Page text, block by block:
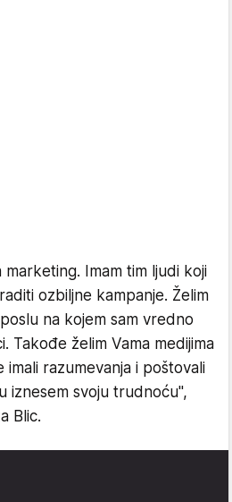
marketing. Imam tim ljudi koji
ozbiljne kampanje. Želim
na kojem sam vredno
Takođe želim Vama medijima
imali razumevanja i poštovali
iznesem svoju trudnoću",
Blic.